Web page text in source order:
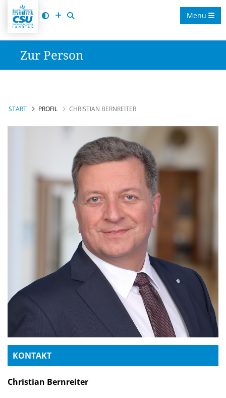
Menu
Zur Person
START PROFIL CHRISTIAN BERNREITER
KONTAKT
Christian Bernreiter